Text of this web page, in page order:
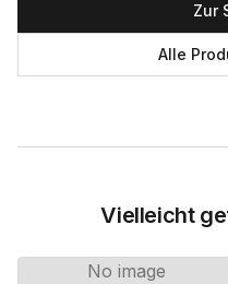
Zur
Alle
Vielleicht
No image